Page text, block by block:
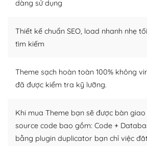
WordPress là nơi lưu trữ cho một
người cuồng tín WordPress.
Nếu bạn gặp khó khăn, bạn có thể
lời, giải đáp vấn đề của bạn.
Cộng đồng sử dụng WordPress sẵn
dàng sử dụng
Thiết kế chuẩn SEO, load nhanh nhẹ
tìm kiếm
Theme sạch hoàn toàn 100% không
đã được kiểm tra kỹ lưỡng.
Khi mua Theme bạn sẽ được bàn
source code bao gồm: Code +
bằng plugin duplicator bạn chỉ việc